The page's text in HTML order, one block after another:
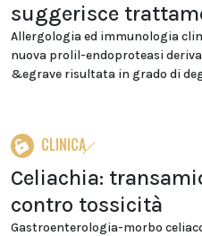
suggerisce
Allergologia ed immunologia
nuova prolil-endoproteasi
&egrave risultata in grado di
CLINICA
Celiachia:
contro tossicità
Gastroenterologia-morbo